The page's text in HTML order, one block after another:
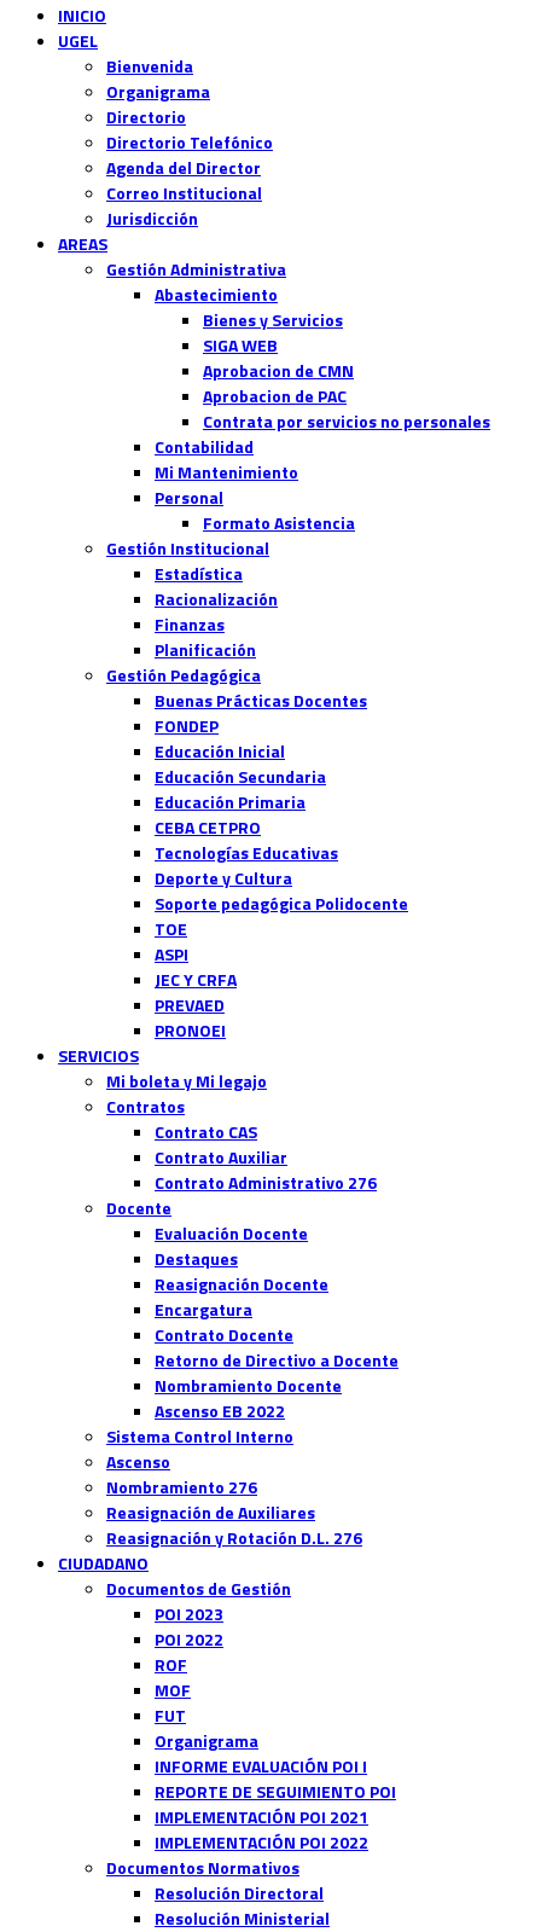
INICIO
UGEL
Bienvenida
Organigrama
Directorio
Directorio Telefónico
Agenda del Director
Correo Institucional
Jurisdicción
AREAS
Gestión Administrativa
Abastecimiento
Bienes y Servicios
SIGA WEB
Aprobacion de CMN
Aprobacion de PAC
Contrata por servicios no personales
Contabilidad
Mi Mantenimiento
Personal
Formato Asistencia
Gestión Institucional
Estadística
Racionalización
Finanzas
Planificación
Gestión Pedagógica
Buenas Prácticas Docentes
FONDEP
Educación Inicial
Educación Secundaria
Educación Primaria
CEBA CETPRO
Tecnologías Educativas
Deporte y Cultura
Soporte pedagógica Polidocente
TOE
ASPI
JEC Y CRFA
PREVAED
PRONOEI
SERVICIOS
Mi boleta y Mi legajo
Contratos
Contrato CAS
Contrato Auxiliar
Contrato Administrativo 276
Docente
Evaluación Docente
Destaques
Reasignación Docente
Encargatura
Contrato Docente
Retorno de Directivo a Docente
Nombramiento Docente
Ascenso EB 2022
Sistema Control Interno
Ascenso
Nombramiento 276
Reasignación de Auxiliares
Reasignación y Rotación D.L. 276
CIUDADANO
Documentos de Gestión
POI 2023
POI 2022
ROF
MOF
FUT
Organigrama
INFORME EVALUACIÓN POI I
REPORTE DE SEGUIMIENTO POI
IMPLEMENTACIÓN POI 2021
IMPLEMENTACIÓN POI 2022
Documentos Normativos
Resolución Directoral
Resolución Ministerial